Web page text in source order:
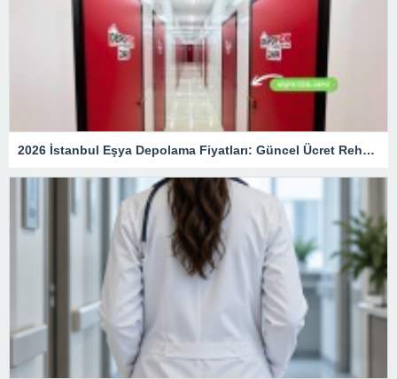
2026 İstanbul Eşya Depolama Fiyatları: Güncel Ücret Rehberi